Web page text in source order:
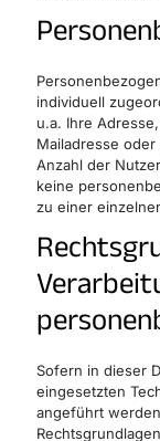
individuell
u.a. Ihre
Mailadresse
Anzahl der
keine
zu einer
Sofern in dieser
eingesetzten
angeführt